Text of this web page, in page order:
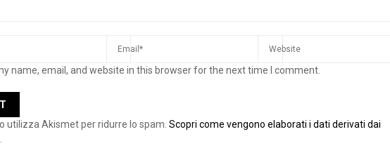
name, email, and website in this browser for the next time I comment.
utilizza Akismet per ridurre lo spam. Scopri come vengono elaborati i dati derivati dai
.